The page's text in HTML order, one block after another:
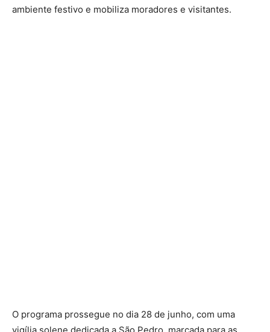
ambiente festivo e mobiliza moradores e visitantes.
O programa prossegue no dia 28 de junho, com uma